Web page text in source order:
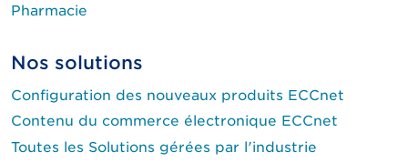
Pharmacie
Nos solutions
Configuration des nouveaux produits ECCnet
Contenu du commerce électronique ECCnet
Toutes les Solutions gérées par l'industrie